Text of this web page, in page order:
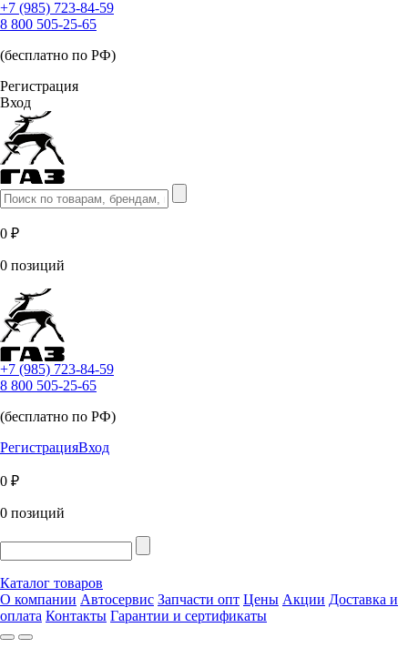
+7 (985) 723-84-59
8 800 505-25-65
(бесплатно по РФ)
Регистрация
Вход
0 ₽
0 позиций
+7 (985) 723-84-59
8 800 505-25-65
(бесплатно по РФ)
РегистрацияВход
0 ₽
0 позиций
Каталог товаров
О компании Автосервис Запчасти опт Цены Акции Доставка и
оплата Контакты Гарантии и сертификаты